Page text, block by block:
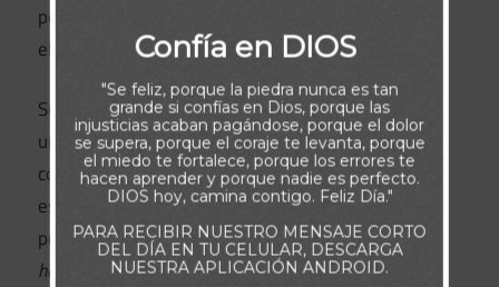
pero nuestras mentes tratarán de disuadirnos de
ello. Esto sucede en todos nosotros.
Supongamos que siente que debería dar dinero a
una familia necesitada. Su corazón cree que es lo
correcto y que agradará a Dios porque este deseo
es inspirado por el Espíritu Santo. Pero su carne
podría decir:No le des nada a esas personas; nunca
han hecho nada por ti.La carne lucha contra el
Confía en DIOS
"Se feliz, porque la piedra nunca es tan
grande si confías en Dios, porque las
injusticias acaban pagándose, porque el dolor
se supera, porque el coraje te levanta, porque
el miedo te fortalece, porque los errores te
hacen aprender y porque nadie es perfecto.
DIOS hoy, camina contigo. Feliz Día."
PARA RECIBIR NUESTRO MENSAJE CORTO
DEL DÍA EN TU CELULAR, DESCARGA
NUESTRA APLICACIÓN ANDROID.